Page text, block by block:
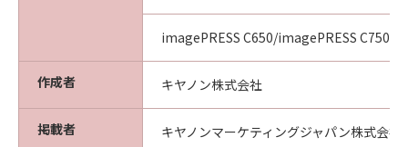
imagePRESS C650/imagePRESS C750/
作成者 キヤノン株式会社
掲載者 キヤノンマーケティングジャパン株式会社